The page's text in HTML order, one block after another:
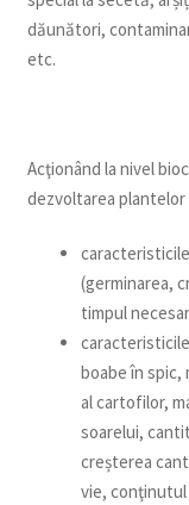
dăunători,
etc.
Acţionând la nivel
dezvoltarea
(germinarea,
timpul
boabe în spic,
al cartofilor,
soarelui,
creșterea
vie,